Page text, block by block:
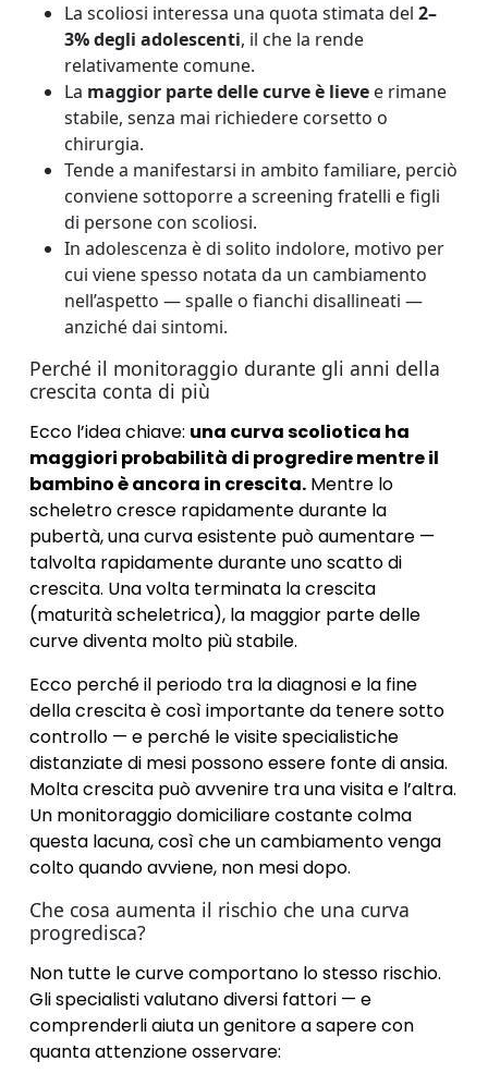
La scoliosi interessa una quota stimata del 2–
3% degli adolescenti, il che la rende
relativamente comune.
La maggior parte delle curve è lieve e rimane
stabile, senza mai richiedere corsetto o
chirurgia.
Tende a manifestarsi in ambito familiare, perciò
conviene sottoporre a screening fratelli e figli
di persone con scoliosi.
In adolescenza è di solito indolore, motivo per
cui viene spesso notata da un cambiamento
nell’aspetto — spalle o fianchi disallineati —
anziché dai sintomi.
Perché il monitoraggio durante gli anni della
crescita conta di più
Ecco l’idea chiave: una curva scoliotica ha
maggiori probabilità di progredire mentre il
bambino è ancora in crescita. Mentre lo
scheletro cresce rapidamente durante la
pubertà, una curva esistente può aumentare —
talvolta rapidamente durante uno scatto di
crescita. Una volta terminata la crescita
(maturità scheletrica), la maggior parte delle
curve diventa molto più stabile.
Ecco perché il periodo tra la diagnosi e la fine
della crescita è così importante da tenere sotto
controllo — e perché le visite specialistiche
distanziate di mesi possono essere fonte di ansia.
Molta crescita può avvenire tra una visita e l’altra.
Un monitoraggio domiciliare costante colma
questa lacuna, così che un cambiamento venga
colto quando avviene, non mesi dopo.
Che cosa aumenta il rischio che una curva
progredisca?
Non tutte le curve comportano lo stesso rischio.
Gli specialisti valutano diversi fattori — e
comprenderli aiuta un genitore a sapere con
quanta attenzione osservare: